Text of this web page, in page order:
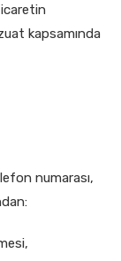
kapsamında
numarası,